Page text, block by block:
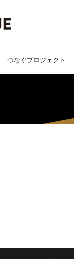
つなぐプロジェクト